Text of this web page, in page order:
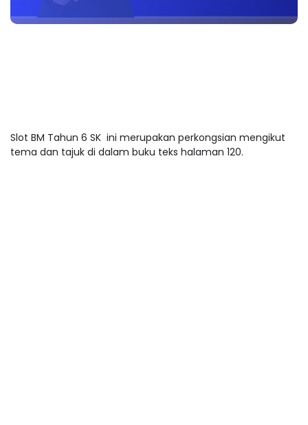
Slot BM Tahun 6 SK ini merupakan perkongsian mengikut
tema dan tajuk di dalam buku teks halaman 120.